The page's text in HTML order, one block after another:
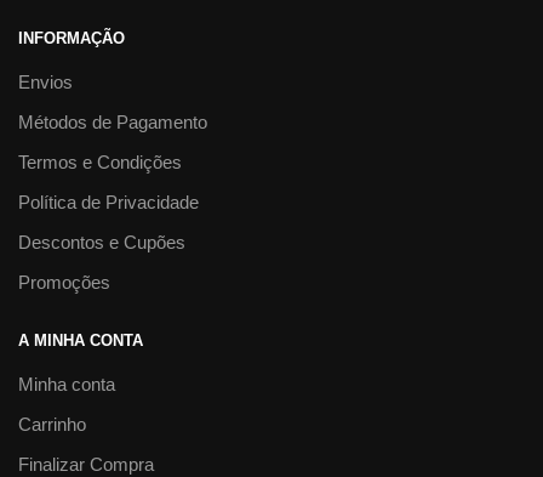
INFORMAÇÃO
Envios
Métodos de Pagamento
Termos e Condições
Política de Privacidade
Descontos e Cupões
Promoções
A MINHA CONTA
Minha conta
Carrinho
Finalizar Compra